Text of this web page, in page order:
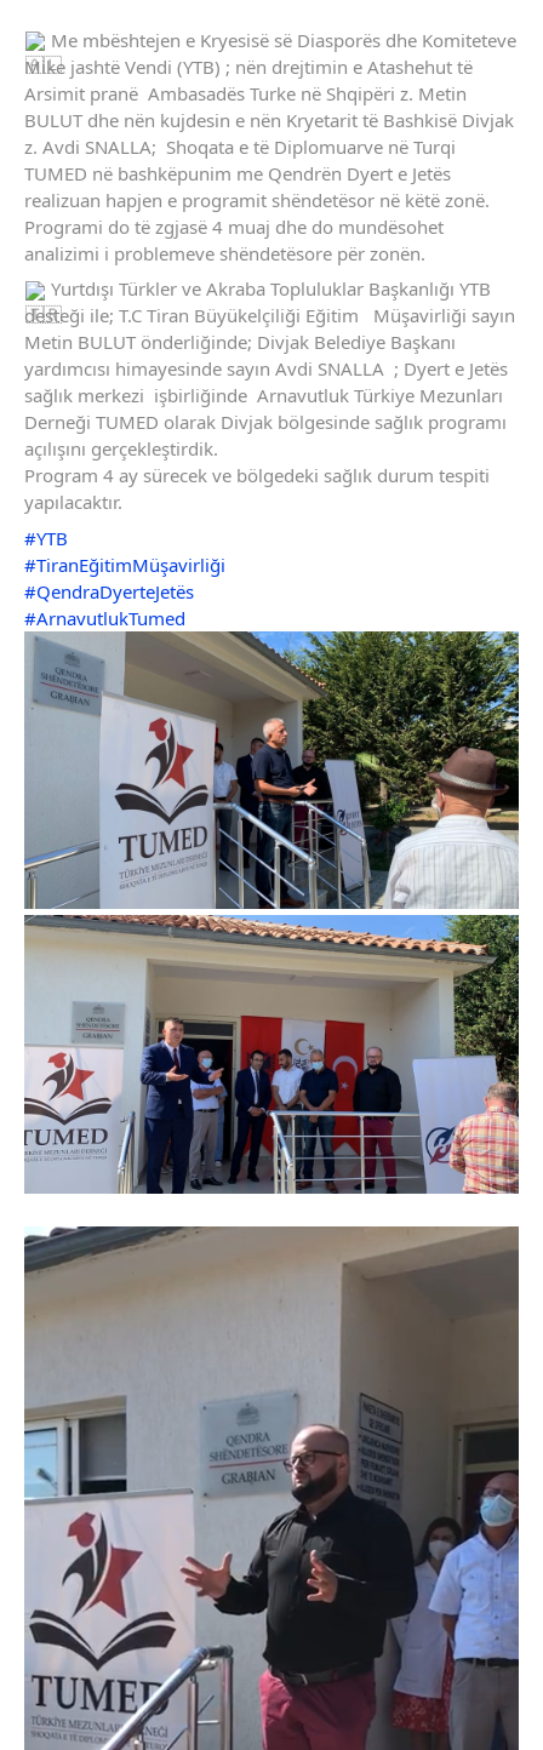
Me mbështejen e Kryesisë së Diasporës dhe Komiteteve
Mike jashtë Vendi (YTB) ; nën drejtimin e Atashehut të
Arsimit pranë  Ambasadës Turke në Shqipëri z. Metin
BULUT dhe nën kujdesin e nën Kryetarit të Bashkisë Divjak
z. Avdi SNALLA;  Shoqata e të Diplomuarve në Turqi
TUMED në bashkëpunim me Qendrën Dyert e Jetës
realizuan hapjen e programit shëndetësor në këtë zonë.
Programi do të zgjasë 4 muaj dhe do mundësohet
analizimi i problemeve shëndetësore për zonën.
Yurtdışı Türkler ve Akraba Topluluklar Başkanlığı YTB
desteği ile; T.C Tiran Büyükelçiliği Eğitim   Müşavirliği sayın
Metin BULUT önderliğinde; Divjak Belediye Başkanı
yardımcısı himayesinde sayın Avdi SNALLA  ; Dyert e Jetës
sağlık merkezi  işbirliğinde  Arnavutluk Türkiye Mezunları
Derneği TUMED olarak Divjak bölgesinde sağlık programı
açılışını gerçekleştirdik.
Program 4 ay sürecek ve bölgedeki sağlık durum tespiti
yapılacaktır.
#YTB
#TiranEğitimMüşavirliği
#QendraDyerteJetës
#ArnavutlukTumed